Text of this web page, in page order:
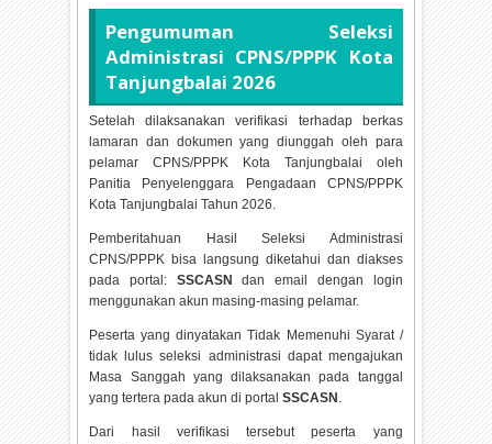
Pengumuman Seleksi
Administrasi CPNS/PPPK Kota
Tanjungbalai 2026
Setelah dilaksanakan verifikasi terhadap berkas
lamaran dan dokumen yang diunggah oleh para
pelamar CPNS/PPPK Kota Tanjungbalai oleh
Panitia Penyelenggara Pengadaan CPNS/PPPK
Kota Tanjungbalai Tahun2026.
Pemberitahuan Hasil Seleksi Administrasi
CPNS/PPPK bisa langsung diketahui dan diakses
pada portal: SSCASN
dan email dengan login
menggunakan akun masing-masing pelamar.
Peserta yang dinyatakan Tidak Memenuhi Syarat /
tidak lulus seleksi administrasi dapat mengajukan
Masa Sanggah yang dilaksanakan pada tanggal
yang tertera pada akun di portalSSCASN .
Dari hasil verifikasi tersebut peserta yang